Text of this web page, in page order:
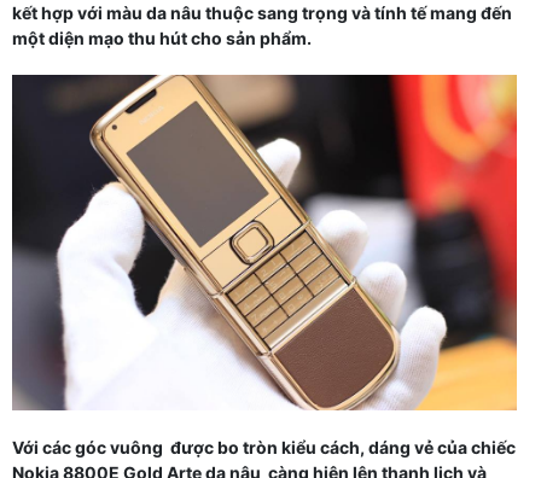
kết hợp với màu da nâu thuộc sang trọng và tính tế mang đến
một diện mạo thu hút cho sản phẩm.
Với các góc vuông được bo tròn kiểu cách, dáng vẻ của chiếc
Nokia 8800E Gold Arte da nâu càng hiện lên thanh lịch và